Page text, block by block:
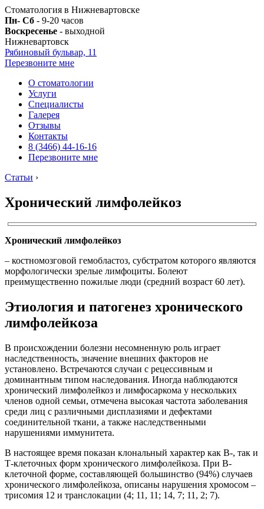
Стоматология в Нижневартовске
Пн- Сб - 9-20 часов
Воскресенье - выходной
Нижневартовск
Рябиновый бульвар, 11
Перезвоните мне
О стоматологии
Услуги
Специалисты
Галерея
Отзывы
Контакты
8 (3466) 44-16-16
Перезвоните мне
Статьи ›
Хронический лимфолейкоз
Хронический лимфолейкоз
– костномозговой гемобластоз, субстратом которого являются
морфологически зрелые лимфоциты. Болеют
преимущественно пожилые люди (средний возраст 60 лет).
Этиология и патогенез хронического
лимфолейкоза
В происхождении болезни несомненную роль играет
наследственность, значение внешних факторов не
установлено. Встречаются случаи с рецессивным и
доминантным типом наследования. Иногда наблюдаются
хронический лимфолейкоз и лимфосаркома у нескольких
членов одной семьи, отмечена высокая частота заболевания
среди лиц с различными дисплазиями и дефектами
соединительной ткани, а также наследственными
нарушениями иммунитета.
В настоящее время показан клональный характер как В-, так и
Т-клеточных форм хронического лимфолейкоза. При В-
клеточной форме, составляющей большинство (94%) случаев
хронического лимфолейкоза, описаны нарушения хромосом –
трисомия 12 и транслокации (4; 11, 11; 14, 7; 11, 2; 7).